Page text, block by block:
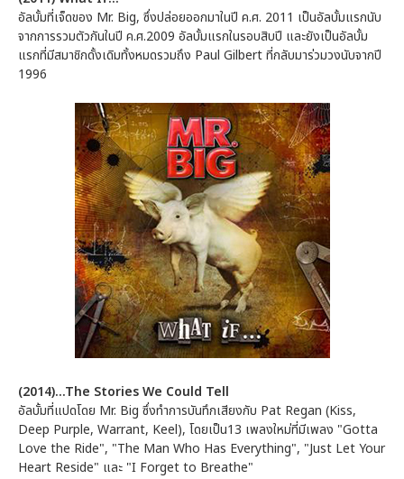
อัลบั้มที่เจ็ดของ Mr. Big, ซึ่งปล่อยออกมาในปี ค.ศ. 2011 เป็นอัลบั้มแรกนับ
จากการรวมตัวกันในปี ค.ศ.2009 อัลบั้มแรกในรอบสิบปี และยังเป็นอัลบั้ม
แรกที่มีสมาชิกดั้งเดิมทั้งหมดรวมถึง Paul Gilbert ที่กลับมาร่วมวงนับจากปี
1996
(2014)...The Stories We Could Tell
อัลบั้มที่แปดโดย Mr. Big ซึ่งทำการบันทึกเสียงกับ Pat Regan (Kiss,
Deep Purple, Warrant, Keel), โดยเป็น13 เพลงใหม่ที่มีเพลง "Gotta
Love the Ride", "The Man Who Has Everything", "Just Let Your
Heart Reside" และ "I Forget to Breathe"